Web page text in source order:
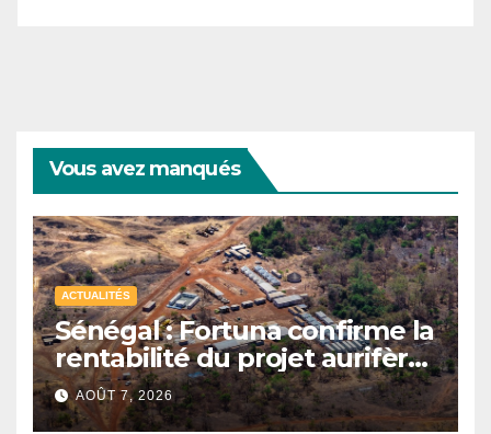
Vous avez manqués
ACTUALITÉS
Sénégal : Fortuna confirme la
rentabilité du projet aurifère
Diamba Sud à Kédougou
AOÛT 7, 2026